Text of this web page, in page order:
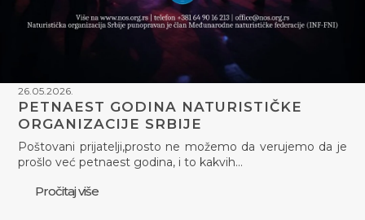
26.05.2026.
PETNAEST GODINA NATURISTIČKE
ORGANIZACIJE SRBIJE
Poštovani prijatelji,prosto ne možemo da verujemo da je
prošlo već petnaest godina, i to kakvih…
Pročitaj više